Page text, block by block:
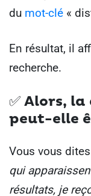
du mot-clé «
En résultat, il
recherche.
✅ Alors, la
peut-elle
Vous vous
qui
résultats, je